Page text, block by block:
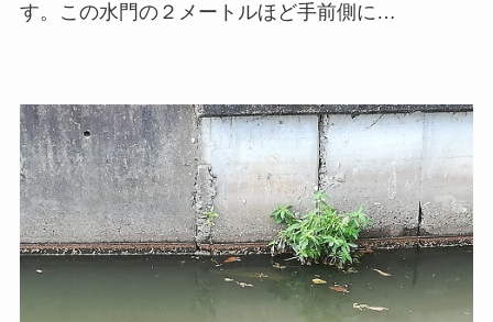
す。この水門の２メートルほど手前側に…